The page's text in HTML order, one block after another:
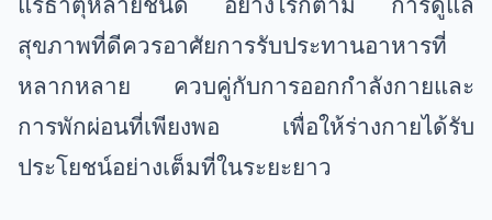
สุขภาพที่ดีควรอาศัยการรับประทานอาหารที่
หลากหลาย ควบคู่กับการออกกำลังกายและ
การพักผ่อนที่เพียงพอ เพื่อให้ร่างกายได้รับ
ประโยชน์อย่างเต็มที่ในระยะยาว